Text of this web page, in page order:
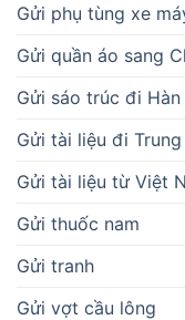
Gửi phụ tùng xe
Gửi quần áo sang
Gửi sáo trúc đi Hàn
Gửi tài liệu đi Trung
Gửi tài liệu từ Việt
Gửi thuốc nam
Gửi tranh
Gửi vợt cầu lông